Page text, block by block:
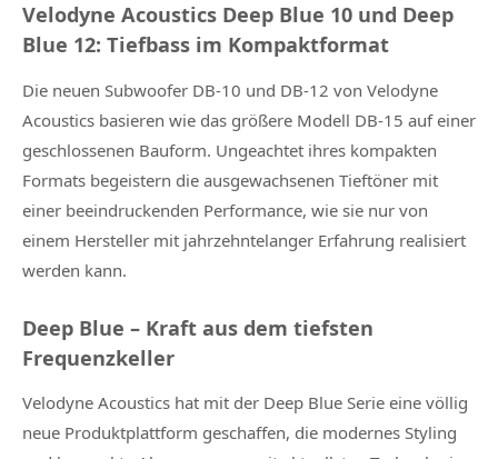
Velodyne Acoustics Deep Blue 10 und Deep
Blue 12: Tiefbass im Kompaktformat
Die neuen Subwoofer DB-10 und DB-12 von Velodyne
Acoustics basieren wie das größere Modell DB-15 auf einer
geschlossenen Bauform. Ungeachtet ihres kompakten
Formats begeistern die ausgewachsenen Tieftöner mit
einer beeindruckenden Performance, wie sie nur von
einem Hersteller mit jahrzehntelanger Erfahrung realisiert
werden kann.
Deep Blue – Kraft aus dem tiefsten
Frequenzkeller
Velodyne Acoustics hat mit der Deep Blue Serie eine völlig
neue Produktplattform geschaffen, die modernes Styling